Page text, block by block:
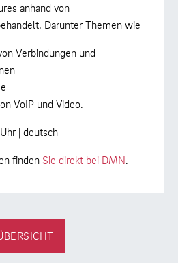
anhand von
Darunter Themen wie
Verbindungen und
VoIP und Video.
| deutsch
finden Sie direkt bei DMN.